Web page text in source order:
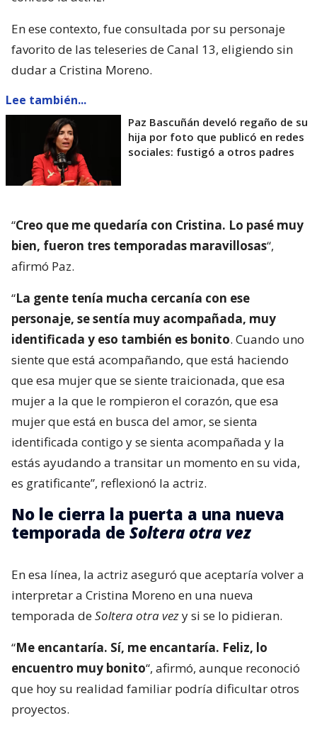
En ese contexto, fue consultada por su personaje
favorito de las teleseries de Canal 13, eligiendo sin
dudar a Cristina Moreno.
Lee también...
Paz Bascuñán develó regaño de su
hija por foto que publicó en redes
sociales: fustigó a otros padres
“Creo que me quedaría con Cristina. Lo pasé muy
bien, fueron tres temporadas maravillosas“,
afirmó Paz.
“La gente tenía mucha cercanía con ese
personaje, se sentía muy acompañada, muy
identificada y eso también es bonito. Cuando uno
siente que está acompañando, que está haciendo
que esa mujer que se siente traicionada, que esa
mujer a la que le rompieron el corazón, que esa
mujer que está en busca del amor, se sienta
identificada contigo y se sienta acompañada y la
estás ayudando a transitar un momento en su vida,
es gratificante”, reflexionó la actriz.
No le cierra la puerta a una nueva
temporada de Soltera otra vez
En esa línea, la actriz aseguró que aceptaría volver a
interpretar a Cristina Moreno en una nueva
temporada deSoltera otra vezy si se lo pidieran.
“Me encantaría. Sí, me encantaría. Feliz, lo
encuentro muy bonito“, afirmó, aunque reconoció
que hoy su realidad familiar podría dificultar otros
proyectos.